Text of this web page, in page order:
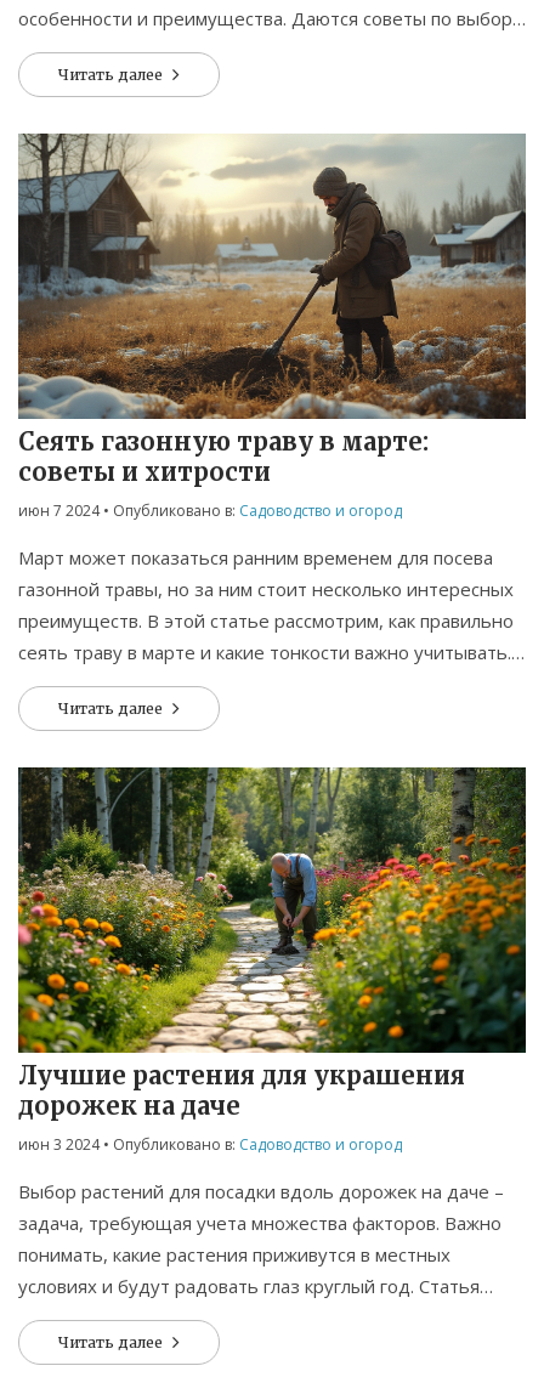
особенности и преимущества. Даются советы по выбору
травы в зависимости от климатических условий и типа
почвы. Также обсуждаются рекомендации по уходу за
Читать далее
Сеять газонную траву в марте:
советы и хитрости
июн 7 2024• Опубликовано в: Садоводство и огород
Март может показаться ранним временем для посева
газонной травы, но за ним стоит несколько интересных
преимуществ. В этой статье рассмотрим, как правильно
сеять траву в марте и какие тонкости важно учитывать.
Мы поговорим про климатические условия, выбор семян
и уход за рассадой. Узнайте, как обеспечить своему
Читать далее
Лучшие растения для украшения
дорожек на даче
июн 3 2024• Опубликовано в: Садоводство и огород
Выбор растений для посадки вдоль дорожек на даче –
задача, требующая учета множества факторов. Важно
понимать, какие растения приживутся в местных
условиях и будут радовать глаз круглый год. Статья
предлагает полезные советы и интересные факты о
выборе и уходе за растениями, которые сделают ваш
Читать далее